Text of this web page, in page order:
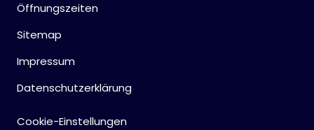
Öffnungszeiten
Sitemap
Impressum
Datenschutzerklärung
Cookie-Einstellungen